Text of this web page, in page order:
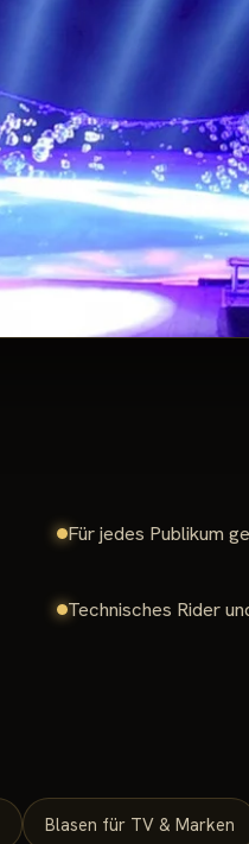
Für jedes Publikum
Technisches Rider
Blasen für TV & Marken